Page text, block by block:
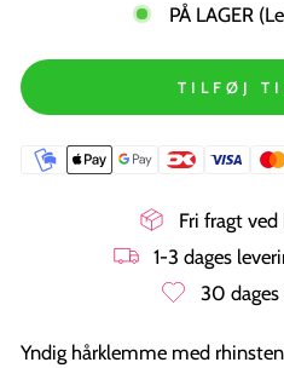
PÅ LAGER
TILFØJ
Fri fragt
1-3 dages
30
Yndig hårklemme med